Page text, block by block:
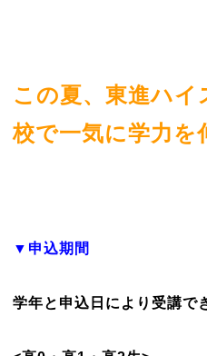
この夏、東進ハイ
校で一気に学力を
▼申込期間
学年と申込日により受講で